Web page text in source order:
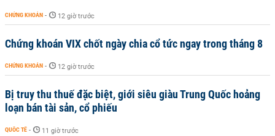
CHỨNG KHOÁN - 12 giờ trước
Chứng khoán VIX chốt ngày chia cổ tức ngay trong tháng 8
CHỨNG KHOÁN - 12 giờ trước
Bị truy thu thuế đặc biệt, giới siêu giàu Trung Quốc hoảng
loạn bán tài sản, cổ phiếu
QUỐC TẾ - 11 giờ trước